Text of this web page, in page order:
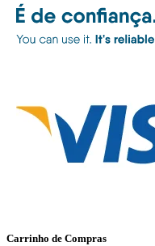
Carrinho de Compras